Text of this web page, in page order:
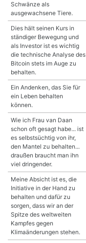
Schwänze als
ausgewachsene Tiere.
Dies hält seinen Kurs in
ständiger Bewegung und
als Investor ist es wichtig
die technische Analyse des
Bitcoin stets im Auge zu
behalten.
Ein Andenken, das Sie für
ein Leben behalten
können.
Wie ich Frau van Daan
schon oft gesagt habe... ist
es selbstsüchtig von ihr,
den Mantel zu behalten...
draußen braucht man ihn
viel dringender.
Meine Absicht ist es, die
Initiative in der Hand zu
behalten und dafür zu
sorgen, dass wir an der
Spitze des weltweiten
Kampfes gegen
Klimaänderungen stehen.